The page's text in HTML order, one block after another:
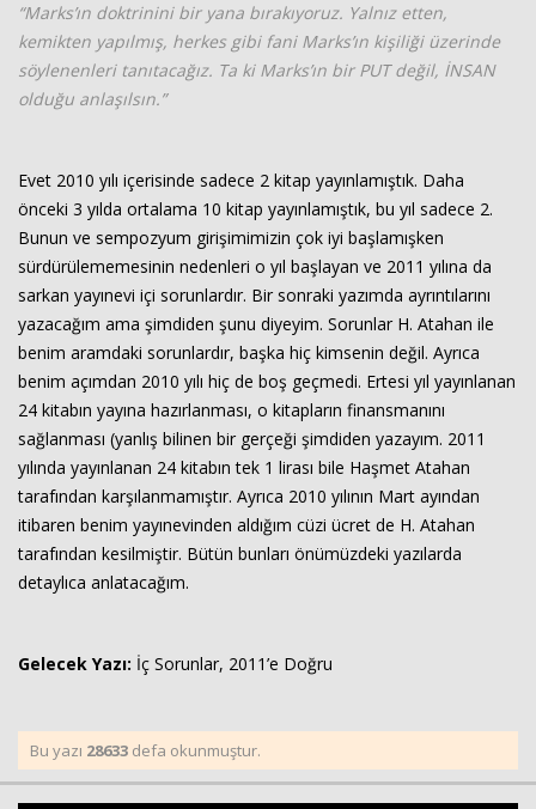
“Marks’ın doktrinini bir yana bırakıyoruz. Yalnız etten,
kemikten yapılmış, herkes gibi fani Marks’ın kişiliği üzerinde
söylenenleri tanıtacağız. Ta ki Marks’ın bir PUT değil, İNSAN
olduğu anlaşılsın.”
Evet 2010 yılı içerisinde sadece 2 kitap yayınlamıştık. Daha
önceki 3 yılda ortalama 10 kitap yayınlamıştık, bu yıl sadece 2.
Bunun ve sempozyum girişimimizin çok iyi başlamışken
sürdürülememesinin nedenleri o yıl başlayan ve 2011 yılına da
sarkan yayınevi içi sorunlardır. Bir sonraki yazımda ayrıntılarını
yazacağım ama şimdiden şunu diyeyim. Sorunlar H. Atahan ile
benim aramdaki sorunlardır, başka hiç kimsenin değil. Ayrıca
benim açımdan 2010 yılı hiç de boş geçmedi. Ertesi yıl yayınlanan
24 kitabın yayına hazırlanması, o kitapların finansmanını
sağlanması (yanlış bilinen bir gerçeği şimdiden yazayım. 2011
yılında yayınlanan 24 kitabın tek 1 lirası bile Haşmet Atahan
tarafından karşılanmamıştır. Ayrıca 2010 yılının Mart ayından
itibaren benim yayınevinden aldığım cüzi ücret de H. Atahan
tarafından kesilmiştir. Bütün bunları önümüzdeki yazılarda
detaylıca anlatacağım.
Gelecek Yazı: İç Sorunlar, 2011’e Doğru
Bu yazı 28633 defa okunmuştur.